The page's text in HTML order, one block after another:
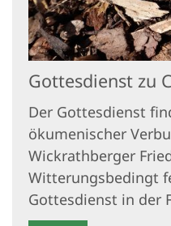
Gottesdienst zu
Der Gottesdienst
ökumenischer
Wickrathberger
Witterungsbedingt
Gottesdienst in der